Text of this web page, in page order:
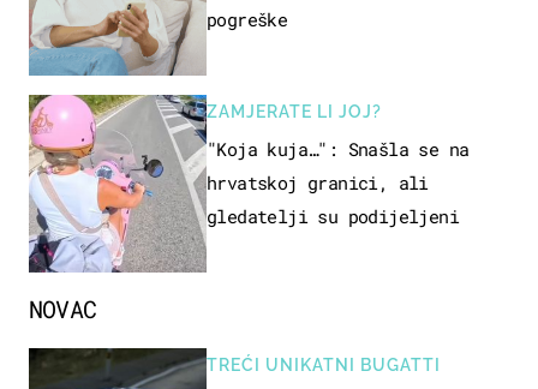
pogreške
ZAMJERATE LI JOJ?
"Koja kuja…": Snašla se na
hrvatskoj granici, ali
gledatelji su podijeljeni
NOVAC
TREĆI UNIKATNI BUGATTI